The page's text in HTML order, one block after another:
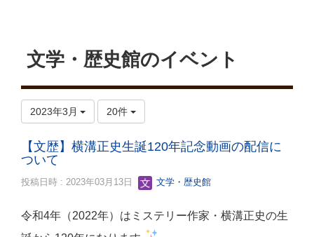
文学・歴史館のイベント
2023年3月 20件
【文歴】横溝正史生誕120年記念動画の配信に
ついて
投稿日時 : 2023年03月13日 文学・歴史館
令和4年（2022年）はミステリー作家・横溝正史の生